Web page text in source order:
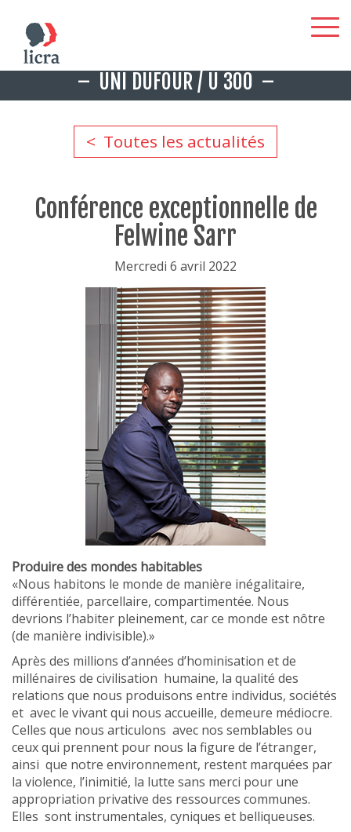
Aller
contenu
UNI DUFOUR / U 300
Toutes les actualités
Conférence exceptionnelle de
Felwine Sarr
Mercredi 6 avril 2022
Produire des mondes habitables
«Nous habitons le monde de manière inégalitaire,
différentiée, parcellaire, compartimentée. Nous
devrions l’habiter pleinement, car ce monde est nôtre
(de manière indivisible).»
Après des millions d’années d’hominisation et de
millénaires de civilisation humaine, la qualité des
relations que nous produisons entre individus, sociétés
et avec le vivant qui nous accueille, demeure médiocre.
Celles que nous articulons avec nos semblables ou
ceux qui prennent pour nous la figure de l’étranger,
ainsi que notre environnement, restent marquées par
la violence, l’inimitié, la lutte sans merci pour une
appropriation privative des ressources communes.
Elles sont instrumentales, cyniques et belliqueuses.